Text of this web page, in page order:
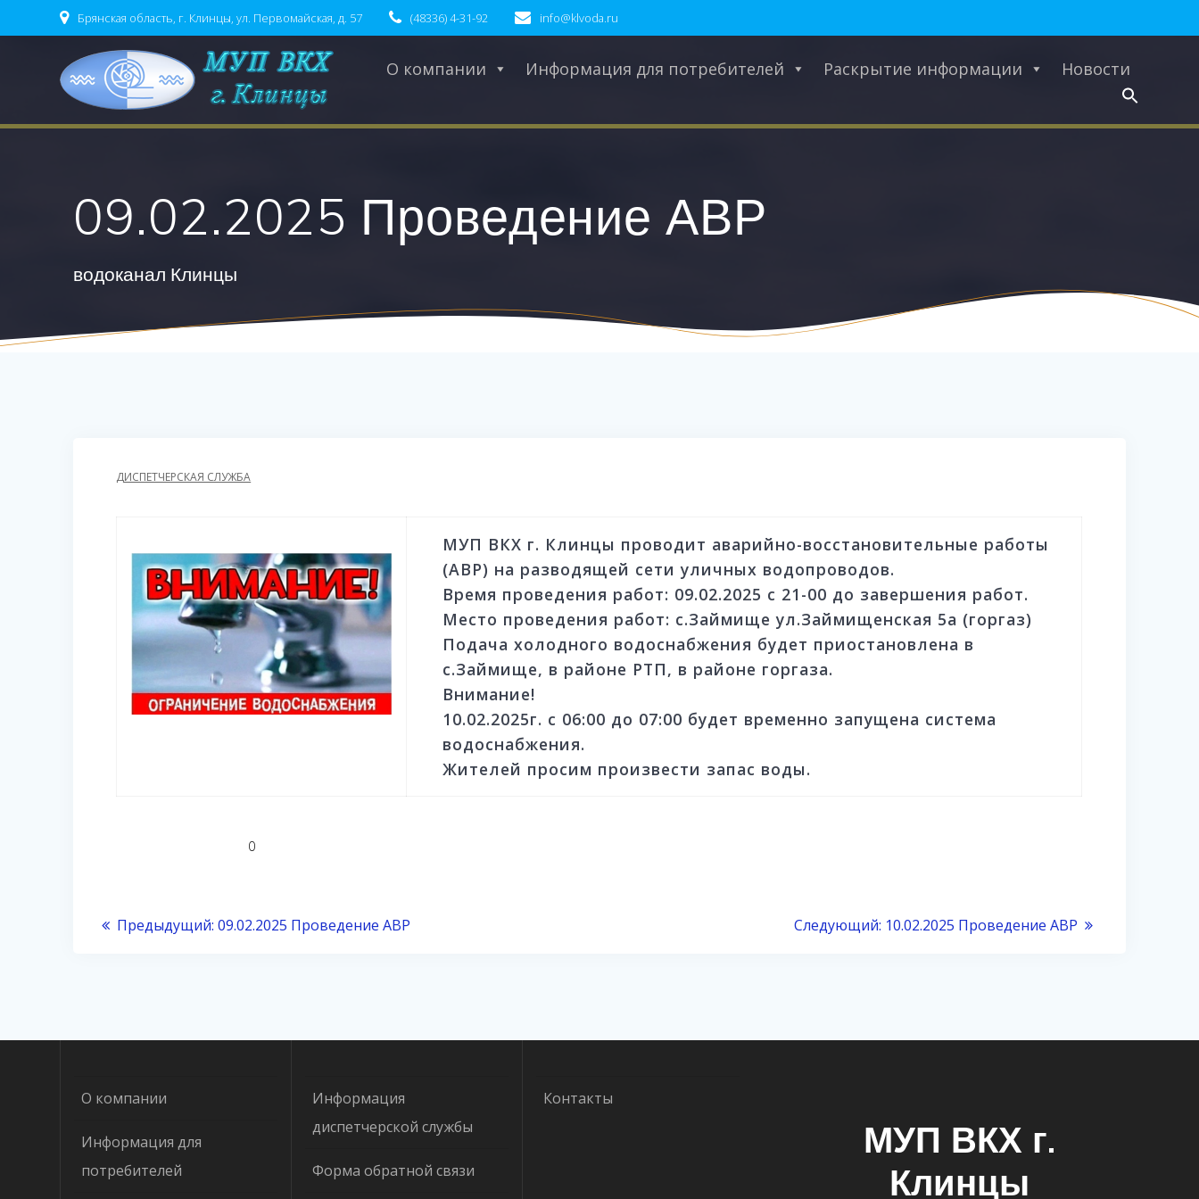
Брянская область, г. Клинцы, ул. Первомайская, д. 57 (48336) 4-31-92 info@klvoda.ru
О компании Информация для потребителей Раскрытие информации Новости
Search
Search Button
09.02.2025 Проведение АВР
водоканал Клинцы
ДИСПЕТЧЕРСКАЯ СЛУЖБА
МУП ВКХ г. Клинцы проводит аварийно-восстановительные работы
(АВР) на разводящей сети уличных водопроводов.
Время проведения работ: 09.02.2025 с 21-00 до завершения работ.
Место проведения работ: с.Займище ул.Займищенская 5а (горгаз)
Подача холодного водоснабжения будет приостановлена в
с.Займище, в районе РТП, в районе горгаза.
Внимание!
10.02.2025г. с 06:00 до 07:00 будет временно запущена система
водоснабжения.
Жителей просим произвести запас воды.
0
Предыдущий: 09.02.2025 Проведение АВР Следующий: 10.02.2025 Проведение АВР
О компании
Информация для
потребителей
Информация
диспетчерской службы
Форма обратной связи
Контакты
МУП ВКХ г.
Клинцы